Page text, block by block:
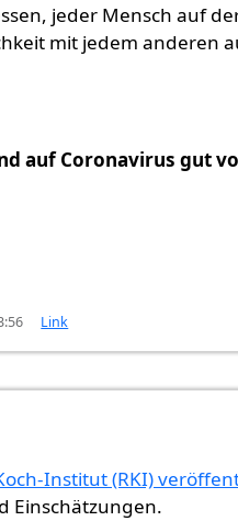
jeder Mensch auf
mit jedem anderen
auf Coronavirus gut
Link
Institut (RKI)
Einschätzungen.